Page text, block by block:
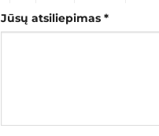
Jūsų atsiliepimas *